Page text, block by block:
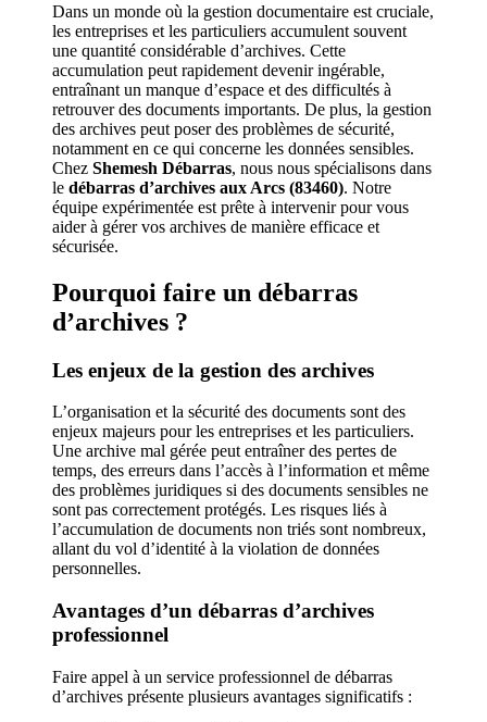
Dans un monde où la gestion documentaire est cruciale,
les entreprises et les particuliers accumulent souvent
une quantité considérable d’archives. Cette
accumulation peut rapidement devenir ingérable,
entraînant un manque d’espace et des difficultés à
retrouver des documents importants. De plus, la gestion
des archives peut poser des problèmes de sécurité,
notamment en ce qui concerne les données sensibles.
Chez Shemesh Débarras, nous nous spécialisons dans
le débarras d’archives aux Arcs (83460). Notre
équipe expérimentée est prête à intervenir pour vous
aider à gérer vos archives de manière efficace et
sécurisée.
Pourquoi faire un débarras
d’archives ?
Les enjeux de la gestion des archives
L’organisation et la sécurité des documents sont des
enjeux majeurs pour les entreprises et les particuliers.
Une archive mal gérée peut entraîner des pertes de
temps, des erreurs dans l’accès à l’information et même
des problèmes juridiques si des documents sensibles ne
sont pas correctement protégés. Les risques liés à
l’accumulation de documents non triés sont nombreux,
allant du vol d’identité à la violation de données
personnelles.
Avantages d’un débarras d’archives
professionnel
Faire appel à un service professionnel de débarras
d’archives présente plusieurs avantages significatifs :